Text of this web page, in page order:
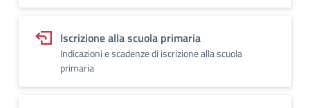
Iscrizione alla scuola primaria
Indicazioni e scadenze di iscrizione alla scuola
primaria